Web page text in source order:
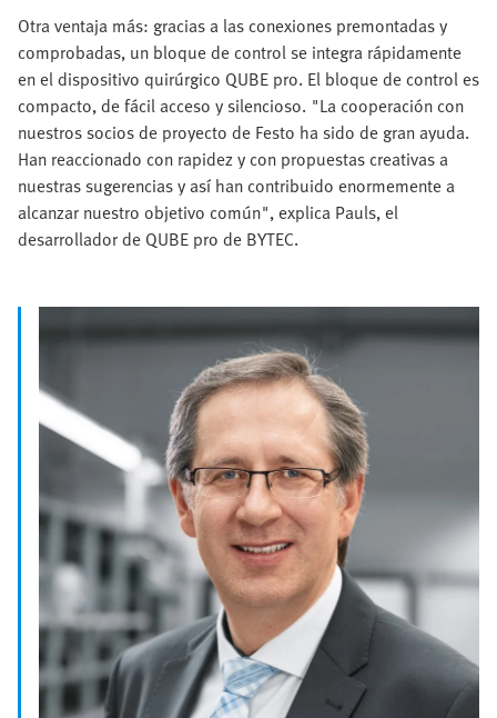
Otra ventaja más: gracias a las conexiones premontadas y
comprobadas, un bloque de control se integra rápidamente
en el dispositivo quirúrgico QUBE pro. El bloque de control es
compacto, de fácil acceso y silencioso. "La cooperación con
nuestros socios de proyecto de Festo ha sido de gran ayuda.
Han reaccionado con rapidez y con propuestas creativas a
nuestras sugerencias y así han contribuido enormemente a
alcanzar nuestro objetivo común", explica Pauls, el
desarrollador de QUBE pro de BYTEC.